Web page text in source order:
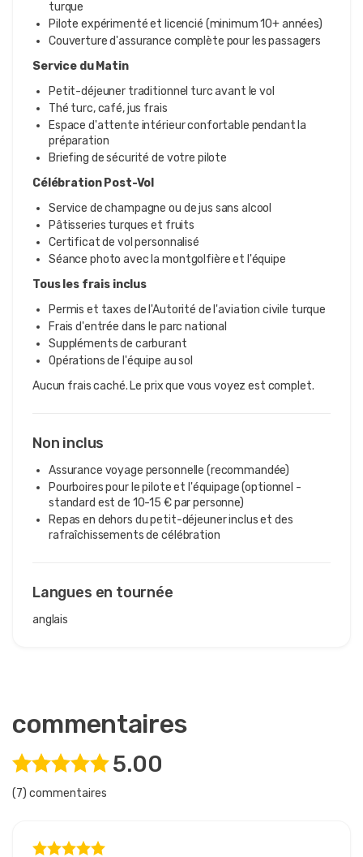
turque
Pilote expérimenté et licencié (minimum 10+ années)
Couverture d'assurance complète pour les passagers
Service du Matin
Petit-déjeuner traditionnel turc avant le vol
Thé turc, café, jus frais
Espace d'attente intérieur confortable pendant la
préparation
Briefing de sécurité de votre pilote
Célébration Post-Vol
Service de champagne ou de jus sans alcool
Pâtisseries turques et fruits
Certificat de vol personnalisé
Séance photo avec la montgolfière et l'équipe
Tous les frais inclus
Permis et taxes de l'Autorité de l'aviation civile turque
Frais d'entrée dans le parc national
Suppléments de carburant
Opérations de l'équipe au sol
Aucun frais caché. Le prix que vous voyez est complet.
Non inclus
Assurance voyage personnelle (recommandée)
Pourboires pour le pilote et l'équipage (optionnel -
standard est de 10-15 € par personne)
Repas en dehors du petit-déjeuner inclus et des
rafraîchissements de célébration
Langues en tournée
anglais
commentaires
5.00
(7) commentaires